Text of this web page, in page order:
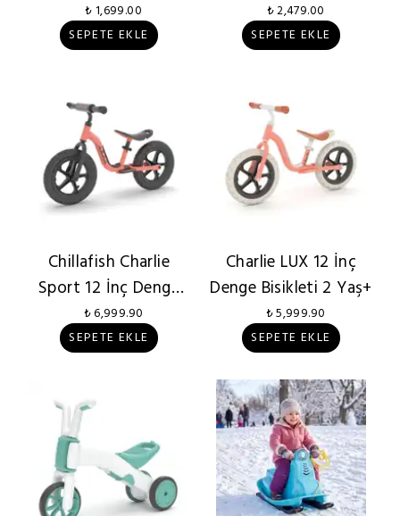
₺ 1,699.00
SEPETE EKLE
₺ 2,479.00
SEPETE EKLE
Chillafish Charlie
Sport 12 İnç Denge
Bisikleti 2 Yaş +
₺ 6,999.90
SEPETE EKLE
Charlie LUX 12 İnç
Denge Bisikleti 2 Yaş+
₺ 5,999.90
SEPETE EKLE